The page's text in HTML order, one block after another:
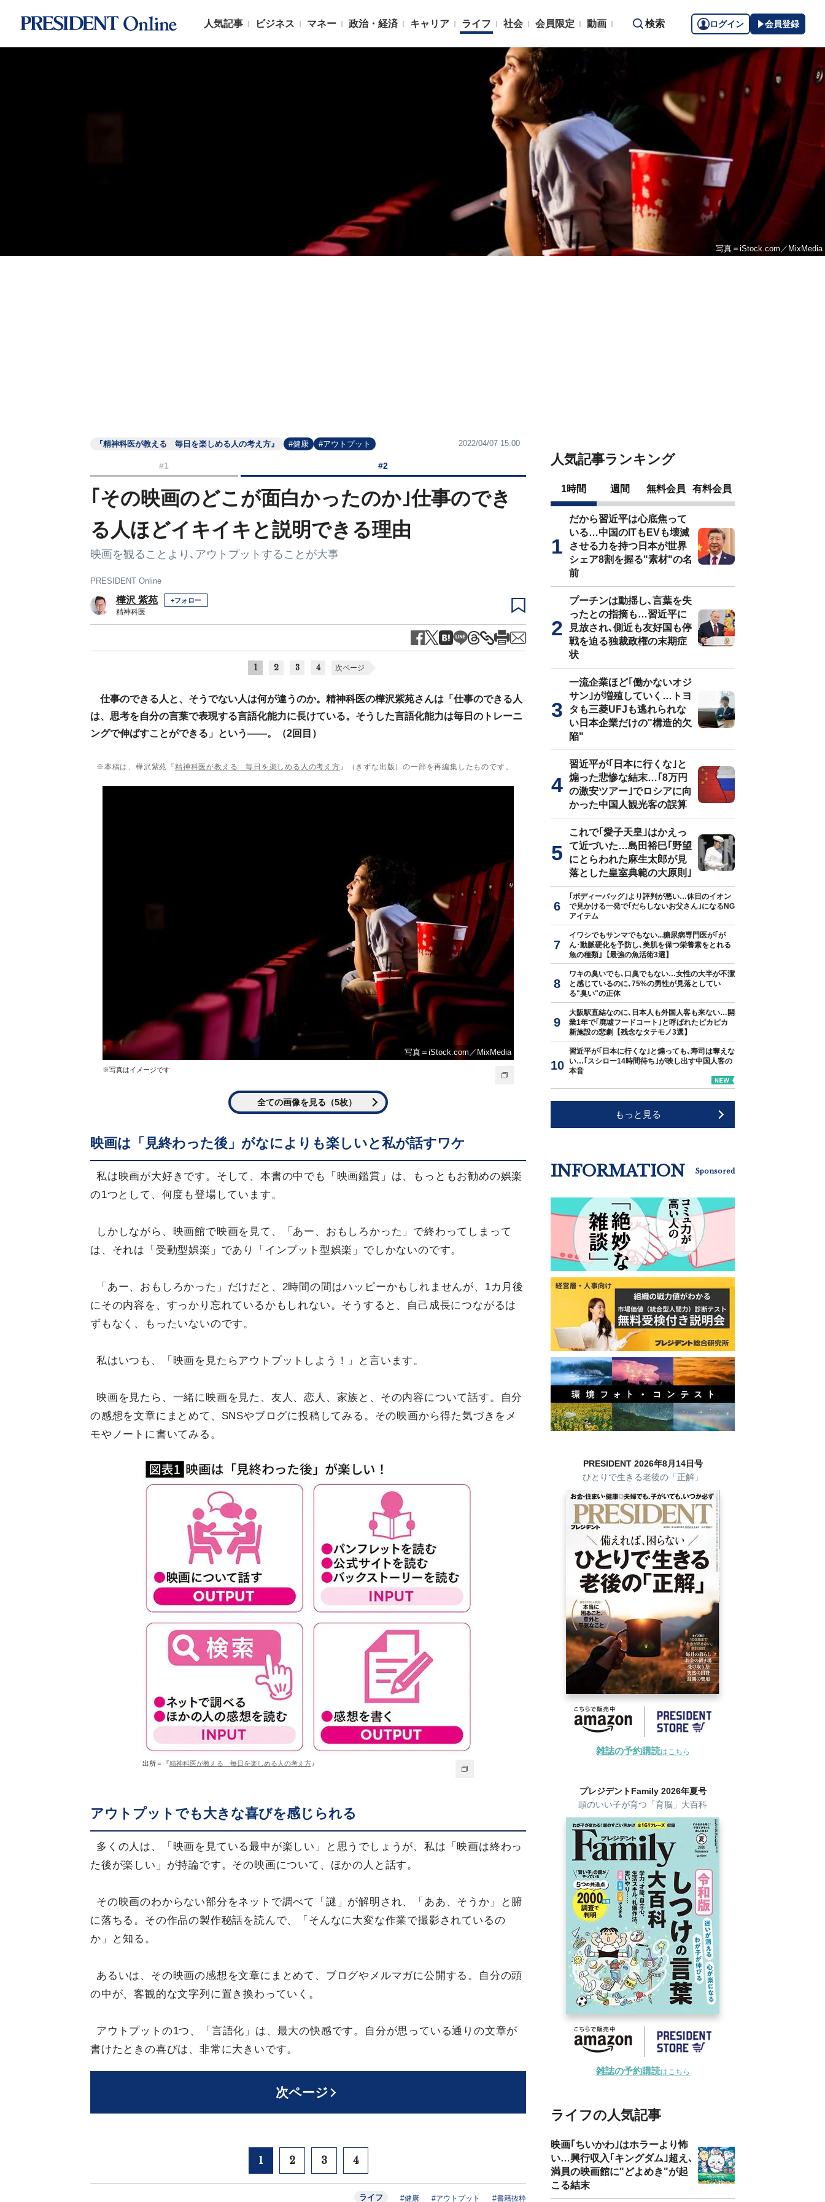
人気記事 ビジネス マネー 政治・経済 キャリア ライフ 社会 会員限定 動画 検索 ログイン 会員登録
写真＝iStock.com／MixMedia
『精神科医が教える 毎日を楽しめる人の考え方』 #健康 #アウトプット 2022/04/07 15:00
#1 #2
｢その映画のどこが面白かったのか｣仕事のでき
る人ほどイキイキと説明できる理由
映画を観ることより､アウトプットすることが大事
PRESIDENT Online
樺沢 紫苑 +フォロー
精神科医
1 2 3 4 次ページ
仕事のできる人と、そうでない人は何が違うのか。精神科医の樺沢紫苑さんは「仕事のできる人
は、思考を自分の言葉で表現する言語化能力に長けている。そうした言語化能力は毎日のトレーニ
ングで伸ばすことができる」という――。（2回目）
※本稿は、樺沢紫苑『精神科医が教える 毎日を楽しめる人の考え方 』（きずな出版）の一部を再編集したものです。
写真＝iStock.com／MixMedia
※写真はイメージです
全ての画像を見る（5枚）
映画は「見終わった後」がなによりも楽しいと私が話すワケ
私は映画が大好きです。そして、本書の中でも「映画鑑賞」は、もっともお勧めの娯楽
の1つとして、何度も登場しています。
しかしながら、映画館で映画を見て、「あー、おもしろかった」で終わってしまって
は、それは「受動型娯楽」であり「インプット型娯楽」でしかないのです。
「あー、おもしろかった」だけだと、2時間の間はハッピーかもしれませんが、1カ月後
にその内容を、すっかり忘れているかもしれない。そうすると、自己成長につながるは
ずもなく、もったいないのです。
私はいつも、「映画を見たらアウトプットしよう！」と言います。
映画を見たら、一緒に映画を見た、友人、恋人、家族と、その内容について話す。自分
の感想を文章にまとめて、SNSやブログに投稿してみる。その映画から得た気づきをメ
モやノートに書いてみる。
出所＝『精神科医が教える 毎日を楽しめる人の考え方 』
アウトプットでも大きな喜びを感じられる
多くの人は、「映画を見ている最中が楽しい」と思うでしょうが、私は「映画は終わっ
た後が楽しい」が持論です。その映画について、ほかの人と話す。
その映画のわからない部分をネットで調べて「謎」が解明され、「ああ、そうか」と腑
に落ちる。その作品の製作秘話を読んで、「そんなに大変な作業で撮影されているの
か」と知る。
あるいは、その映画の感想を文章にまとめて、ブログやメルマガに公開する。自分の頭
の中が、客観的な文字列に置き換わっていく。
アウトプットの1つ、「言語化」は、最大の快感です。自分が思っている通りの文章が
書けたときの喜びは、非常に大きいです。
次ページ
1 2 3 4
ライフ #健康 #アウトプット #書籍抜粋
人気記事ランキング
1時間 週間 無料会員 有料会員
だから習近平は心底焦って
いる…中国のITもEVも壊滅
させる力を持つ日本が世界
シェア8割を握る"素材"の名
前
プーチンは動揺し､言葉を失
ったとの指摘も…習近平に
見放され､側近も友好国も停
戦を迫る独裁政権の末期症
状
一流企業ほど｢働かないオジ
サン｣が増殖していく…トヨ
タも三菱UFJも逃れられな
い日本企業だけの"構造的欠
陥"
習近平が｢日本に行くな｣と
煽った悲惨な結末…｢8万円
の激安ツアー｣でロシアに向
かった中国人観光客の誤算
これで｢愛子天皇｣はかえっ
て近づいた…島田裕巳｢野望
にとらわれた麻生太郎が見
落とした皇室典範の大原則｣
｢ボディーバッグ｣より評判が悪い…休日のイオン
で見かける一発で｢だらしないお父さん｣になるNG
アイテム
イワシでもサンマでもない...糖尿病専門医が｢が
ん･動脈硬化を予防し､美肌を保つ栄養素をとれる
魚の種類｣【最強の魚活術3選】
ワキの臭いでも､口臭でもない…女性の大半が不潔
と感じているのに､75%の男性が見落としてい
る"臭い"の正体
大阪駅直結なのに､日本人も外国人客も来ない…開
業1年で｢廃墟フードコート｣と呼ばれたピカピカ
新施設の悲劇【残念なタテモノ3選】
習近平が｢日本に行くな｣と煽っても､寿司は奪えな
い…｢スシロー14時間待ち｣が映し出す中国人客の
本音
もっと見る
INFORMATION Sponsored
PRESIDENT 2026年8月14日号
ひとりで生きる老後の「正解」
雑誌の予約購読はこちら
プレジデントFamily 2026年夏号
頭のいい子が育つ「育脳」大百科
雑誌の予約購読はこちら
ライフの人気記事
映画｢ちいかわ｣はホラーより怖
い…興行収入｢キングダム｣超え､
満員の映画館に"どよめき"が起
こる結末